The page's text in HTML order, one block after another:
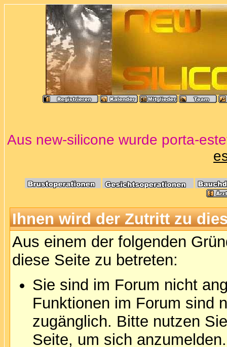
Aus new-silicone wurde porta-
Ihnen wird der Zutritt zu
Aus einem der folgenden
diese Seite zu betreten:
Sie sind im Forum nicht
Funktionen im Forum sind
zugänglich. Bitte nutzen
Seite, um sich